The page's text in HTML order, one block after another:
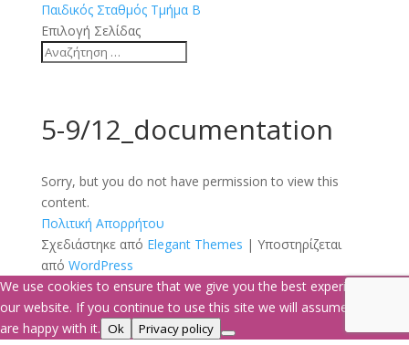
Παιδικός Σταθμός Τμήμα Β
Επιλογή Σελίδας
5-9/12_documentation
Sorry, but you do not have permission to view this
content.
Πολιτική Απορρήτου
Σχεδιάστηκε από Elegant Themes | Υποστηρίζεται
από WordPress
We use cookies to ensure that we give you the best experience on
our website. If you continue to use this site we will assume that you
are happy with it. Ok Privacy policy